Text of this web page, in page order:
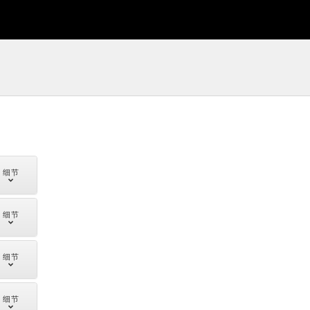
细节
细节
细节
细节